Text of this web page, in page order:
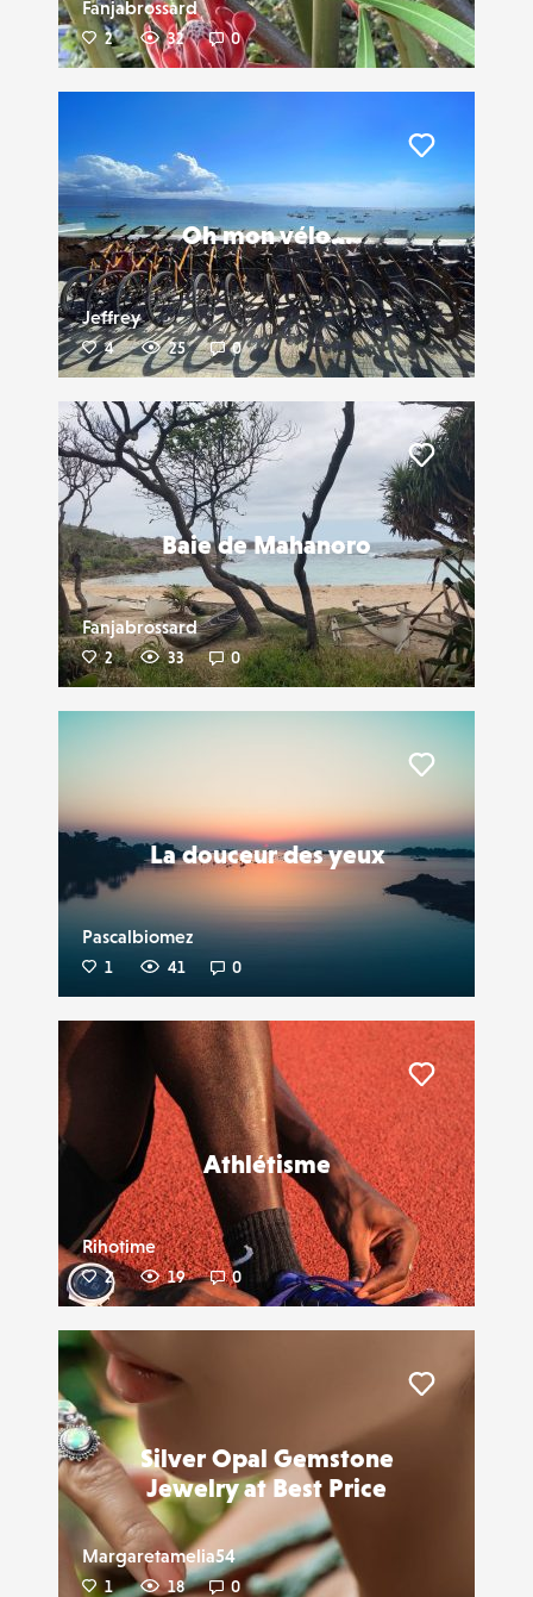
Fanjabrossard
2 32 0
Oh mon vélo…
Jeffrey
4 25 0
Baie de Mahanoro
Fanjabrossard
2 33 0
Liker
La douceur des yeux
Pascalbiomez
1 41 0
Athlétisme
Rihotime
2 19 0
Liker
Silver Opal Gemstone
Jewelry at Best Price
Margaretamelia54
1 18 0